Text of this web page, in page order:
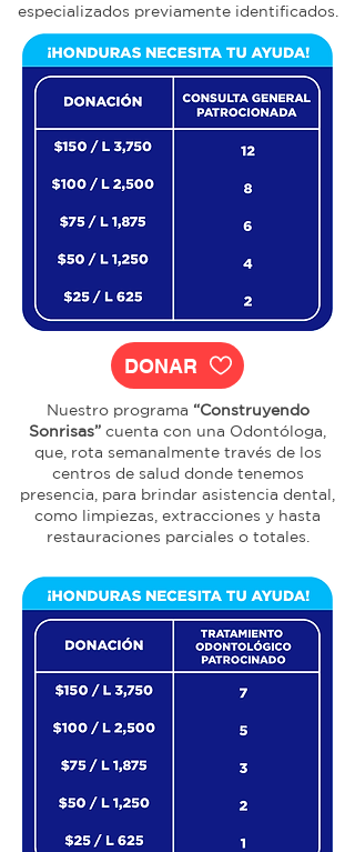
especializados previamente identificados.
DONAR
Nuestro programa “Construyendo
Sonrisas” cuenta con una Odontóloga,
que, rota semanalmente través de los
centros de salud donde tenemos
presencia, para brindar asistencia dental,
como limpiezas, extracciones y hasta
restauraciones parciales o totales.